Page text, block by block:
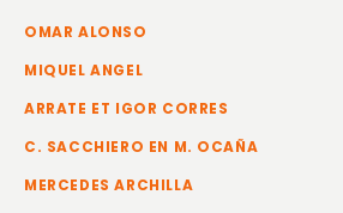
OMAR ALONSO
MIQUEL ANGEL
ARRATE ET IGOR CORRES
C. SACCHIERO EN M. OCAÑA
MERCEDES ARCHILLA